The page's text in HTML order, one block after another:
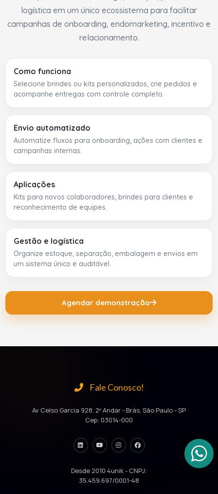
logística em um único ecossistema para facilitar
campanhas de onboarding, endomarketing, incentivo e
relacionamento.
Como funciona
Selecione brindes ou kits personalizados, crie pedidos e
acompanhe entregas com controle completo.
Envio automatizado
Automatize fluxos para onboarding, ações com clientes e
campanhas internas.
Aplicações
Kits para novos colaboradores, brindes para clientes e
reconhecimento de equipes.
Gestão e logística
Organize estoque, separação, embalagem e envios em
um sistema único e auditável.
Agendar demonstração
Fale Conosco!
Av Celso Garcia 928, 2º Andar - Brás, São Paulo - SP
Cep: 03014-000
Desde 2010 4unik - CNPJ:
35.459.697/0001-48